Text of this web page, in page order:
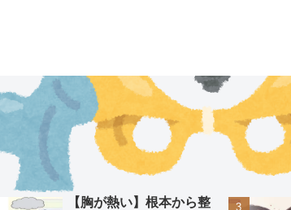
【胸が熱い】根本から整